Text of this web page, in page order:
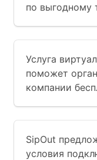
по выгодному
Услуга
поможет
компании
SipOut
условия